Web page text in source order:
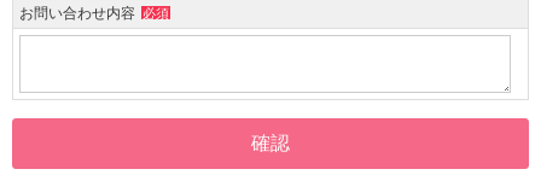
お問い合わせ内容 必須